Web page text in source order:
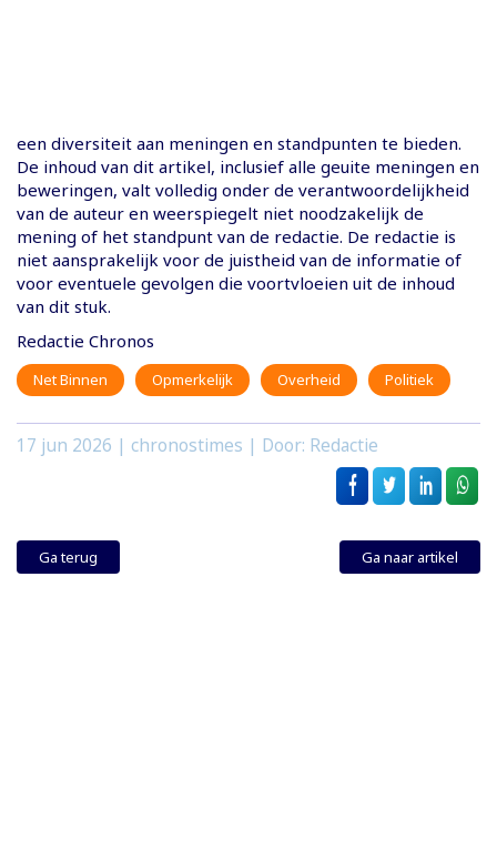
een diversiteit aan meningen en standpunten te bieden.
De inhoud van dit artikel, inclusief alle geuite meningen en
beweringen, valt volledig onder de verantwoordelijkheid
van de auteur en weerspiegelt niet noodzakelijk de
mening of het standpunt van de redactie. De redactie is
niet aansprakelijk voor de juistheid van de informatie of
voor eventuele gevolgen die voortvloeien uit de inhoud
van dit stuk.
Redactie Chronos
Net Binnen Opmerkelijk Overheid Politiek
17 jun 2026 | chronostimes | Door: Redactie
Ga terug Ga naar artikel